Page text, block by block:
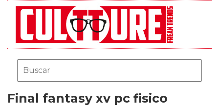
Final fantasy xv pc fisico